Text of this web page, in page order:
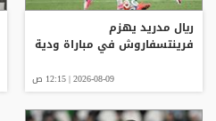
ريال مدريد يهزم
فرينتسفاروش في مباراة ودية
2026-08-09 | 12:15 ص